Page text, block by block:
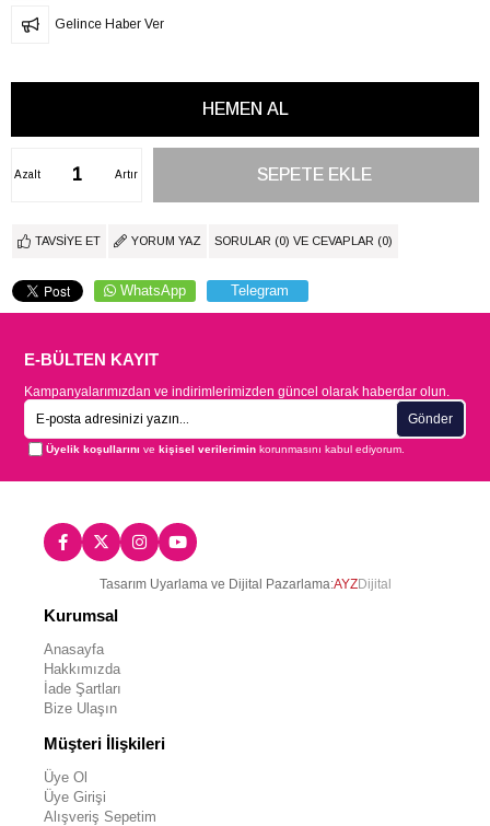
Gelince Haber Ver
Artır
Azalt
TAVSIYE ET YORUM YAZ SORULAR (0) VE CEVAPLAR (0)
WhatsApp Telegram
E-BÜLTEN KAYIT
Kampanyalarımızdan ve indirimlerimizden güncel olarak haberdar olun.
Gönder
Üyelik koşullarını vekişisel verilerimin korunmasını kabul ediyorum.
Tasarım Uyarlama ve Dijital Pazarlama:AYZDijital
Kurumsal
Anasayfa
Hakkımızda
İade Şartları
Bize Ulaşın
Müşteri İlişkileri
Üye Ol
Üye Girişi
Alışveriş Sepetim